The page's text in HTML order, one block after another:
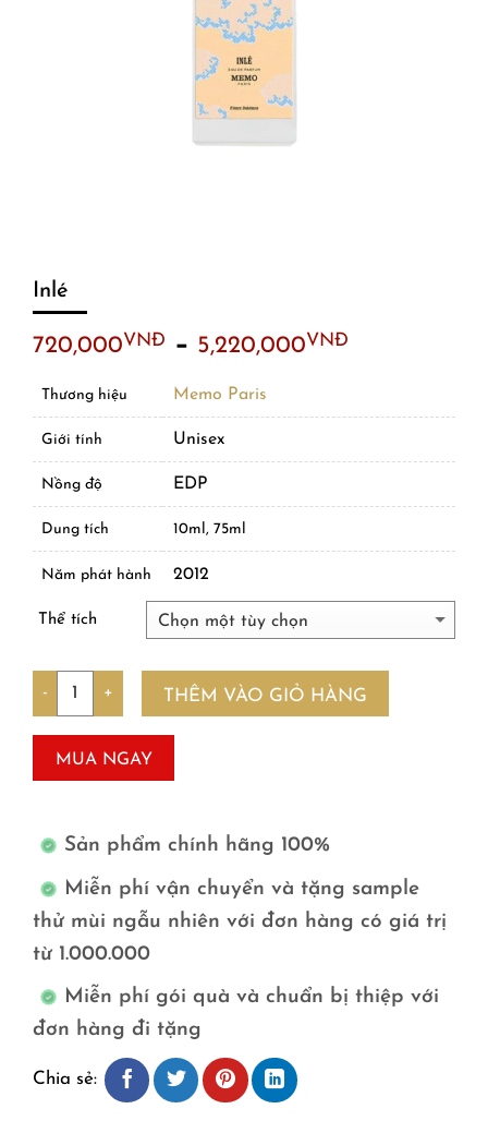
Inlé
720,000VNĐ – 5,220,000VNĐ
Thương hiệu Memo Paris
Giới tính Unisex
Nồng độ EDP
Dung tích 10ml, 75ml
Năm phát hành 2012
Thể tích
Số lượng
THÊM VÀO GIỎ HÀNG
MUA NGAY
Sản phẩm chính hãng 100%
Miễn phí vận chuyển và tặng sample
thử mùi ngẫu nhiên với đơn hàng có giá trị
từ 1.000.000
Miễn phí gói quà và chuẩn bị thiệp với
đơn hàng đi tặng
Chia sẻ: